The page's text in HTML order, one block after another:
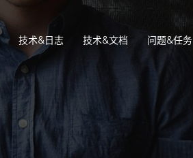
技术&日志 技术&文档 问题&任务